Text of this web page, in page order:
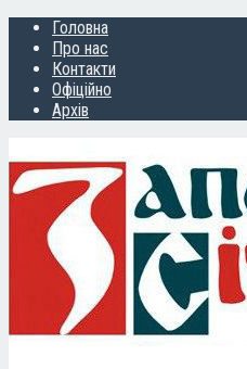
Головна
Про нас
Контакти
Офіційно
Архів